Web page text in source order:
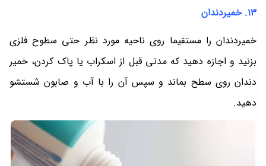
13. خمیردندان
خمیردندان را مستقیما روی ناحیه مورد نظر حتی سطوح فلزی
بزنید و اجازه دهید که مدتی قبل از اسکراب یا پاک کردن، خمیر
دندان روی سطح بماند و سپس آن را با آب و صابون شستشو
دهید.